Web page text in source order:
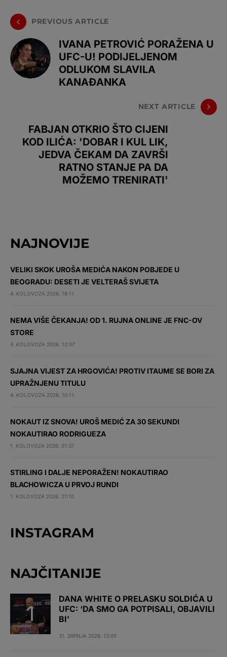
PREVIOUS ARTICLE
IVANA PETROVIĆ PORAŽENA U
UFC-U! PODIJELJENOM
ODLUKOM SLAVILA
KANAĐANKA
NEXT ARTICLE
FABJAN OTKRIO ŠTO CIJENI
KOD ILIĆA: 'DOBAR I KUL LIK,
JEDVA ČEKAM DA ZAVRŠI
RATNO STANJE PA DA
MOŽEMO TRENIRATI'
NAJNOVIJE
VELIKI SKOK UROŠA MEDIĆA NAKON POBJEDE U
BEOGRADU: DESETI JE VELTERAŠ SVIJETA
4. KOLOVOZA 2026. 16:11
NEMA VIŠE ČEKANJA! OD 1. RUJNA ONLINE JE FNC-OV
STORE
4. KOLOVOZA 2026. 12:07
SJAJNA VIJEST ZA HRGOVIĆA! PROTIV ITAUME SE BORI ZA
UPRAŽNJENU TITULU
4. KOLOVOZA 2026. 10:11
NOKAUT IZ SNOVA! UROŠ MEDIĆ ZA 30 SEKUNDI
NOKAUTIRAO RODRIGUEZA
1. KOLOVOZA 2026. 21:37
STIRLING I DALJE NEPORAŽEN! NOKAUTIRAO
BLACHOWICZA U PRVOJ RUNDI
1. KOLOVOZA 2026. 21:10
INSTAGRAM
NAJČITANIJE
DANA WHITE O PRELASKU SOLDIĆA U
UFC: ‘DA SMO GA POTPISALI, OBJAVILI
BI’
31. SRPNJA 2026. 13:05